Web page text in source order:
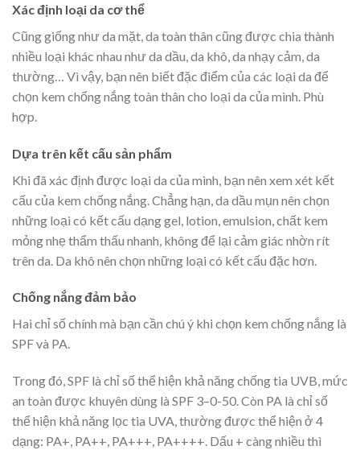
Xác định loại da cơ thể
Cũng giống như da mặt, da toàn thân cũng được chia thành
nhiều loại khác nhau như da dầu, da khô, da nhạy cảm, da
thường… Vì vậy, bạn nên biết đặc điểm của các loại da để
chọn kem chống nắng toàn thân cho loại da của mình. Phù
hợp.
Dựa trên kết cấu sản phẩm
Khi đã xác định được loại da của mình, bạn nên xem xét kết
cấu của kem chống nắng. Chẳng hạn, da dầu mụn nên chọn
những loại có kết cấu dạng gel, lotion, emulsion, chất kem
mỏng nhẹ thẩm thấu nhanh, không để lại cảm giác nhờn rít
trên da. Da khô nên chọn những loại có kết cấu đặc hơn.
Chống nắng đảm bảo
Hai chỉ số chính mà bạn cần chú ý khi chọn kem chống nắng là
SPF và PA.
Trong đó, SPF là chỉ số thể hiện khả năng chống tia UVB, mức
an toàn được khuyên dùng là SPF 3–0-50. Còn PA là chỉ số
thể hiện khả năng lọc tia UVA, thường được thể hiện ở 4
dạng: PA+, PA++, PA+++, PA++++. Dấu + càng nhiều thì